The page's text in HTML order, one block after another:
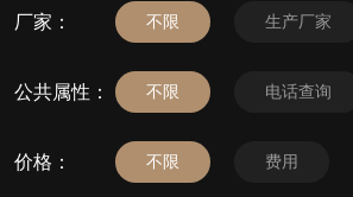
厂家： 不限 生产厂家
公共属性： 不限 电话查询
价格： 不限 费用